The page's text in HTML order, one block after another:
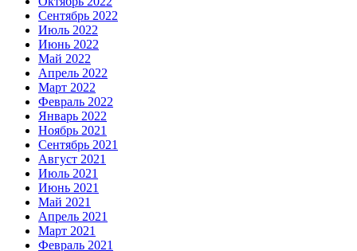
Сентябрь 2022
Июль 2022
Июнь 2022
Май 2022
Апрель 2022
Март 2022
Февраль 2022
Январь 2022
Ноябрь 2021
Сентябрь 2021
Август 2021
Июль 2021
Июнь 2021
Май 2021
Апрель 2021
Март 2021
Февраль 2021